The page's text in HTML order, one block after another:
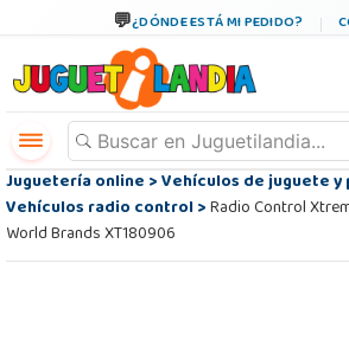
¿DÓNDE ESTÁ MI PEDIDO?
Juguetería online>Vehículos de juguete
Vehículos radio control>Radio Control
World Brands XT180906